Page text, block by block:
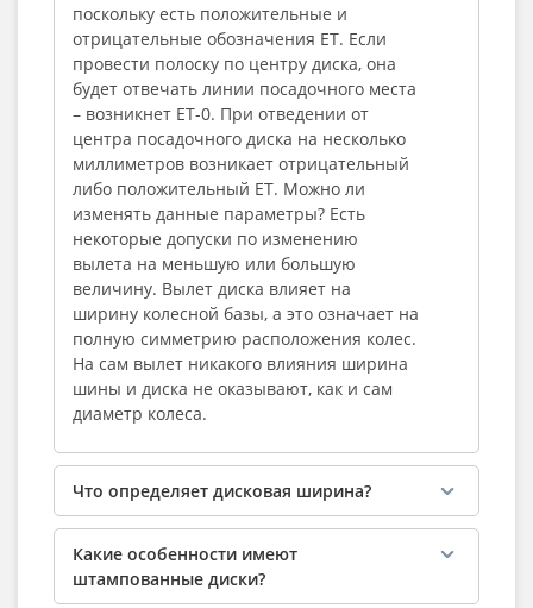
поскольку есть положительные и
отрицательные обозначения ЕТ. Если
провести полоску по центру диска, она
будет отвечать линии посадочного места
– возникнет ЕТ-0. При отведении от
центра посадочного диска на несколько
миллиметров возникает отрицательный
либо положительный ЕТ. Можно ли
изменять данные параметры? Есть
некоторые допуски по изменению
вылета на меньшую или большую
величину. Вылет диска влияет на
ширину колесной базы, а это означает на
полную симметрию расположения колес.
На сам вылет никакого влияния ширина
шины и диска не оказывают, как и сам
диаметр колеса.
Что определяет дисковая ширина?
Какие особенности имеют
штампованные диски?